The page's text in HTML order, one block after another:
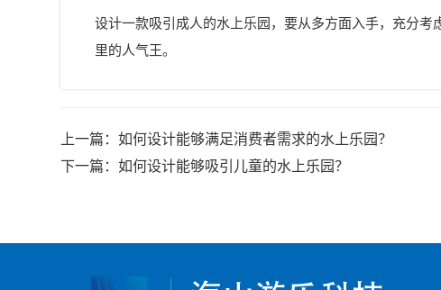
设计一款吸引成人的水上乐园，要从多方面入手，充分
里的人气王。
上一篇：如何设计能够满足消费者需求的水上乐园？
下一篇：如何设计能够吸引儿童的水上乐园？